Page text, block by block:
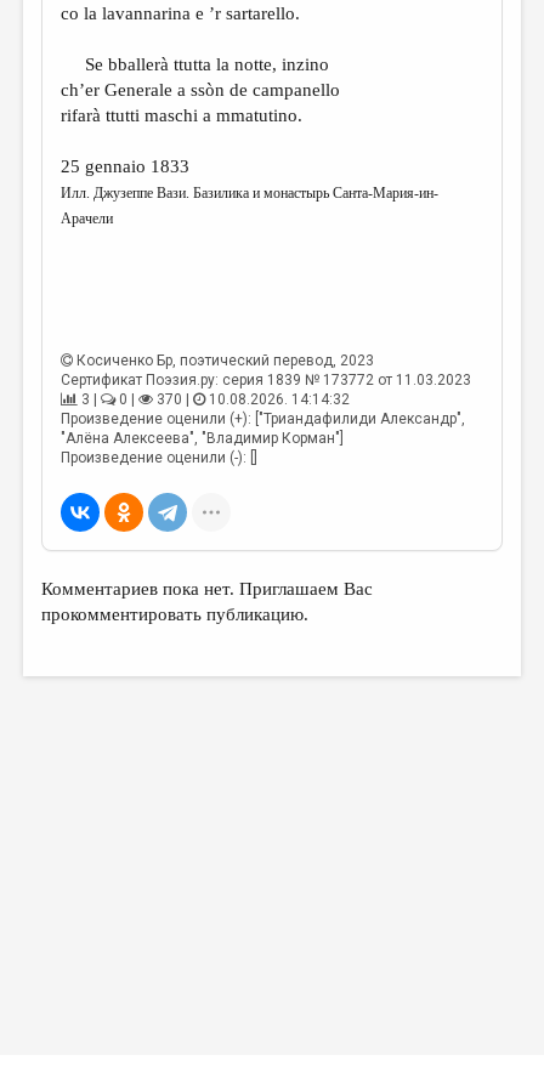
co la lavannarina e ’r sartarello.
Se bballerà ttutta la notte, inzino
ch’er Generale a ssòn de campanello
rifarà ttutti maschi a mmatutino.
25 gennaio 1833
Илл. Джузеппе Вази.Базилика и монастырь Санта-Мария-ин-
Арачели
Косиченко Бр, поэтический перевод, 2023
Сертификат Поэзия.ру: серия 1839 № 173772 от 11.03.2023
3 |
0 | 370 |
10.08.2026. 14:14:32
Произведение оценили (+): ["Триандафилиди Александр",
"Алёна Алексеева", "Владимир Корман"]
Произведение оценили (-): []
Комментариев пока нет. Приглашаем Вас
прокомментировать публикацию.